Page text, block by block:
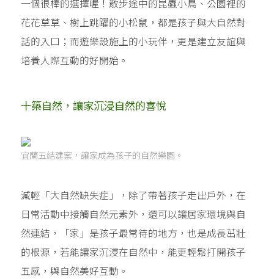
一個很棒的選擇喔！散步途中的昆蟲小鳥、公園裡的
花花草草、樹上跳躍的小松鼠，都是孩子與大自然對
話的入口；而遊樂設施上的小玩伴，更是建立友誼與
培養人際互動的好開始。
十築自然，讓家沉浸自然的喜悅
宜蘭五結建案，讓家成為孩子的自然樂園。
減輕「大自然缺失症」，除了帶著孩子走出戶外，在
日常活動中接觸自然元素外，還可以讓居家環境與自
然連結，「家」是孩子最常待的地方，也是成長茁壯
的根源，若能讓家沉浸在自然中，能更輕鬆打開孩子
五感，與自然美好互動。